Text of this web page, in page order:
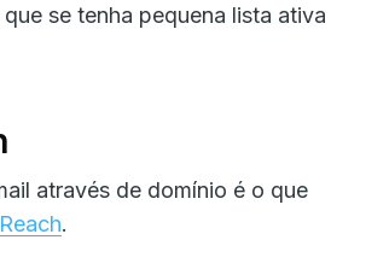
se tenha pequena lista ativa
através de domínio é o que
.